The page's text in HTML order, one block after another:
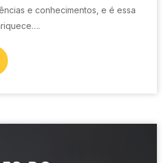
e conhecimentos, e é essa